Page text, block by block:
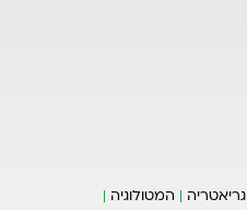
גריאטריה
המטולוגיה